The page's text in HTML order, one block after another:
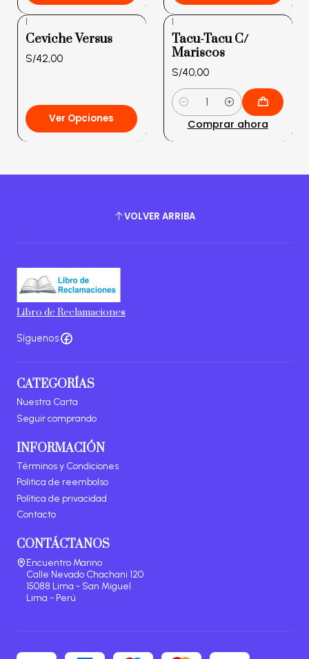
|
Ceviche Versus
S/42,00
Ver Opciones
|
Tacu-Tacu C/
Mariscos
S/40,00
Cantidad
Comprar ahora
VOLVER ARRIBA
Libro de Reclamaciones
Síguenos
CATEGORÍAS
Nuestra Carta
Seguir comprando
INFORMACIÓN
Términos y Condiciones
Politica de reembolso
Política de privacidad
Contacto
CONTÁCTANOS
Encuentro Marino
Calle Nevado Chachani 120
15088 Lima - San Miguel
Lima - Perú